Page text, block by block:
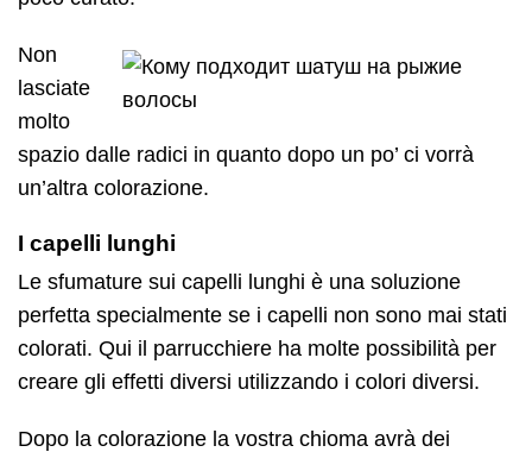
Non
lasciate
molto
spazio dalle radici in quanto dopo un po’ ci vorrà
un’altra colorazione.
I capelli lunghi
Le sfumature sui capelli lunghi è una soluzione
perfetta specialmente se i capelli non sono mai stati
colorati. Qui il parrucchiere ha molte possibilità per
creare gli effetti diversi utilizzando i colori diversi.
Dopo la colorazione la vostra chioma avrà dei